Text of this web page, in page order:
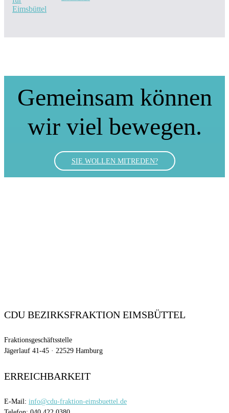
Gemeinsam können
wir viel bewegen.
SIE WOLLEN MITREDEN?
CDU BEZIRKSFRAKTION EIMSBÜTTEL
Fraktionsgeschäftsstelle
Jägerlauf 41-45 · 22529 Hamburg
ERREICHBARKEIT
E-Mail: info@cdu-fraktion-eimsbuettel.de